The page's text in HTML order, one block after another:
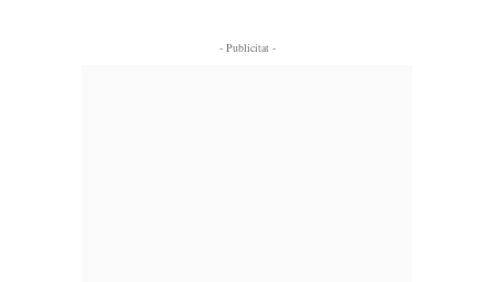
- Publicitat -